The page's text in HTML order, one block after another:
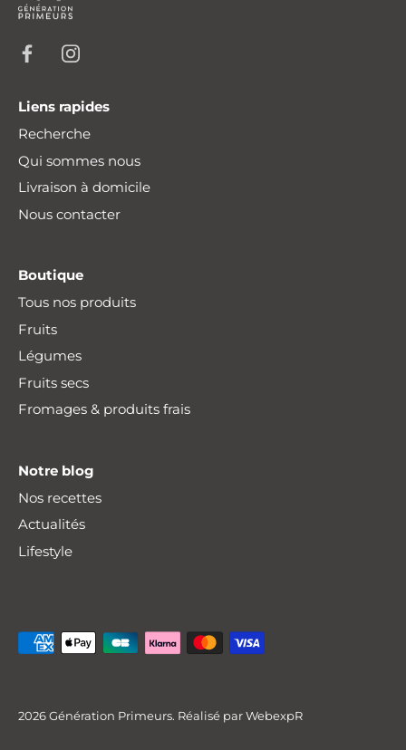
dès 30€ d'achat
Liens rapides
Recherche
Qui sommes nous
Livraison à domicile
Nous contacter
Boutique
Tous nos produits
Fruits
Légumes
Fruits secs
Fromages & produits frais
Notre blog
Nos recettes
Actualités
Lifestyle
2026 Génération Primeurs. Réalisé par WebexpR